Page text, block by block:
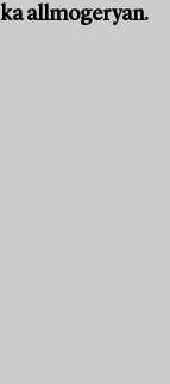
allmogeryan.